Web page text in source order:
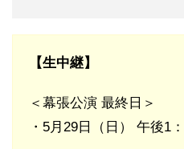
【生中継】
＜幕張公演 最終日＞
・5月29日（日） 午後1